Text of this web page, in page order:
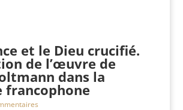
et le Dieu crucifié.
de l’œuvre de
dans la
francophone